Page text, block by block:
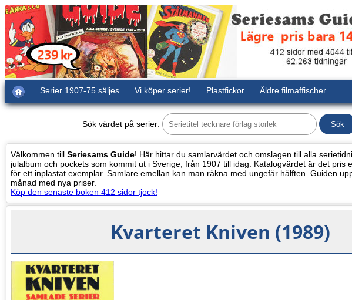
Serier 1907-75 säljes Vi köper serier! Plastfickor Äldre filmaffischer
Sök värdet på serier:
Välkommen till Seriesams Guide! Här hittar du samlarvärdet och omslagen till alla
julalbum och pockets som kommit ut i Sverige, från 1907 till idag. Katalogvärdet är det pris
för ett inplastat exemplar. Samlare emellan kan man räkna med ungefär hälften. Guiden
månad med nya priser.
Köp den senaste boken 412 sidor tjock!
Kvarteret Kniven (1989)